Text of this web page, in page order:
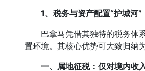
1、税务与资产配置“护城河”
巴拿马凭借其独特的税务体系
置环境。其核心优势可大致归纳
一、属地征税：仅对境内收